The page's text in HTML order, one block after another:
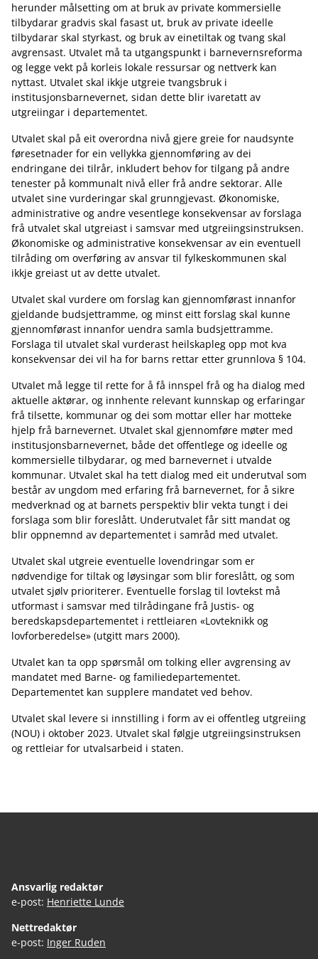
herunder målsetting om at bruk av private kommersielle
tilbydarar gradvis skal fasast ut, bruk av private ideelle
tilbydarar skal styrkast, og bruk av einetiltak og tvang skal
avgrensast. Utvalet må ta utgangspunkt i barnevernsreforma
og legge vekt på korleis lokale ressursar og nettverk kan
nyttast. Utvalet skal ikkje utgreie tvangsbruk i
institusjonsbarnevernet, sidan dette blir ivaretatt av
utgreiingar i departementet.
Utvalet skal på eit overordna nivå gjere greie for naudsynte
føresetnader for ein vellykka gjennomføring av dei
endringane dei tilrår, inkludert behov for tilgang på andre
tenester på kommunalt nivå eller frå andre sektorar. Alle
utvalet sine vurderingar skal grunngjevast. Økonomiske,
administrative og andre vesentlege konsekvensar av forslaga
frå utvalet skal utgreiast i samsvar med utgreiingsinstruksen.
Økonomiske og administrative konsekvensar av ein eventuell
tilråding om overføring av ansvar til fylkeskommunen skal
ikkje greiast ut av dette utvalet.
Utvalet skal vurdere om forslag kan gjennomførast innanfor
gjeldande budsjettramme, og minst eitt forslag skal kunne
gjennomførast innanfor uendra samla budsjettramme.
Forslaga til utvalet skal vurderast heilskapleg opp mot kva
konsekvensar dei vil ha for barns rettar etter grunnlova § 104.
Utvalet må legge til rette for å få innspel frå og ha dialog med
aktuelle aktørar, og innhente relevant kunnskap og erfaringar
frå tilsette, kommunar og dei som mottar eller har motteke
hjelp frå barnevernet. Utvalet skal gjennomføre møter med
institusjonsbarnevernet, både det offentlege og ideelle og
kommersielle tilbydarar, og med barnevernet i utvalde
kommunar. Utvalet skal ha tett dialog med eit underutval som
består av ungdom med erfaring frå barnevernet, for å sikre
medverknad og at barnets perspektiv blir vekta tungt i dei
forslaga som blir foreslått. Underutvalet får sitt mandat og
blir oppnemnd av departementet i samråd med utvalet.
Utvalet skal utgreie eventuelle lovendringar som er
nødvendige for tiltak og løysingar som blir foreslått, og som
utvalet sjølv prioriterer. Eventuelle forslag til lovtekst må
utformast i samsvar med tilrådingane frå Justis- og
beredskapsdepartementet i rettleiaren «Lovteknikk og
lovforberedelse» (utgitt mars 2000).
Utvalet kan ta opp spørsmål om tolking eller avgrensing av
mandatet med Barne- og familiedepartementet.
Departementet kan supplere mandatet ved behov.
Utvalet skal levere si innstilling i form av ei offentleg utgreiing
(NOU) i oktober 2023. Utvalet skal følgje utgreiingsinstruksen
og rettleiar for utvalsarbeid i staten.
Ansvarlig redaktør
e-post: Henriette Lunde
Nettredaktør
e-post: Inger Ruden